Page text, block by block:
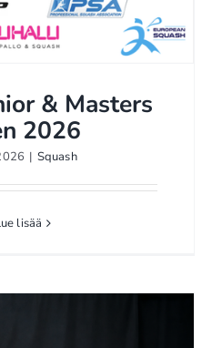
& Masters
2026
& Masters
2026
| Squash
lisää